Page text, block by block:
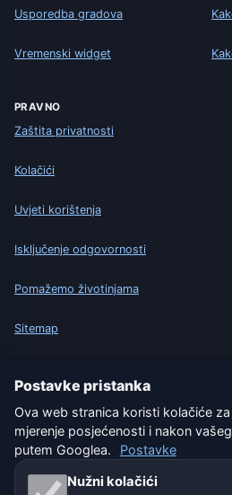
Usporedba gradova
Vremenski widget
PRAVNO
Zaštita privatnosti
Kolačići
Uvjeti korištenja
Isključenje odgovornosti
Pomažemo životinjama
Sitemap
Naše vremenske
Postavke pristanka
Ova web stranica koristi kolačiće
mjerenje posjećenosti i nakon
putem Googlea.
Postavke
Nužni kolačići